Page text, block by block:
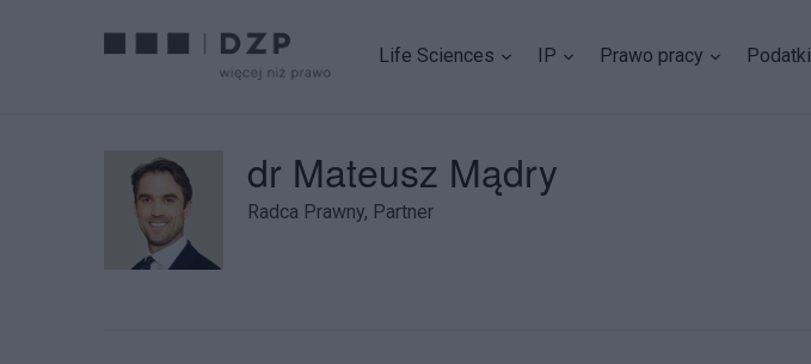
Life Sciences IP Prawo pracy Podatki
dr Mateusz Mądry
Radca Prawny, Partner